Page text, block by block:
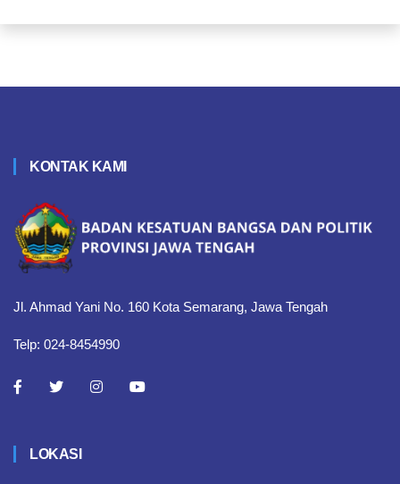
KONTAK KAMI
Jl. Ahmad Yani No. 160 Kota Semarang, Jawa Tengah
Telp: 024-8454990
LOKASI